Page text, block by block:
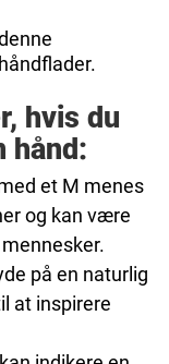
hvis du
hånd:
et M menes
og kan være
på en naturlig
at inspirere